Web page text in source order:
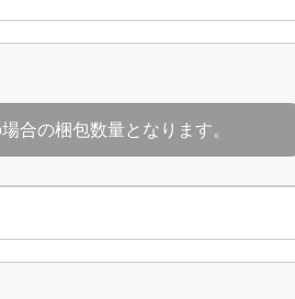
合の梱包数量となります。